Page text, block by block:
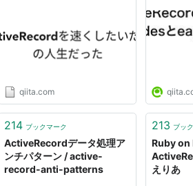
qiita.com
214 ブックマーク
ActiveRecordデータ処理ア
ンチパターン / active-
record-anti-patterns
213 ブッ
Ruby on
えりあ